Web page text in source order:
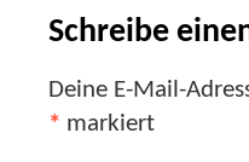
Schreibe
Deine E-Mail-
* markiert